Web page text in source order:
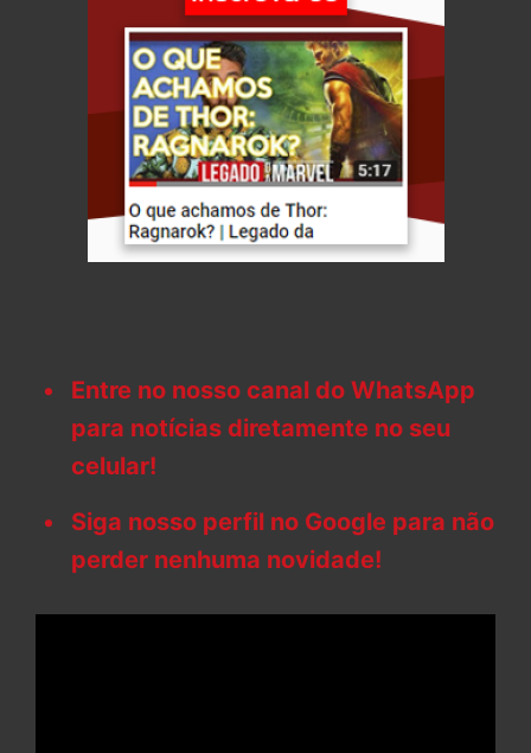
Entre no nosso canal do WhatsApp
para notícias diretamente no seu
celular!
Siga nosso perfil no Google para não
perder nenhuma novidade!